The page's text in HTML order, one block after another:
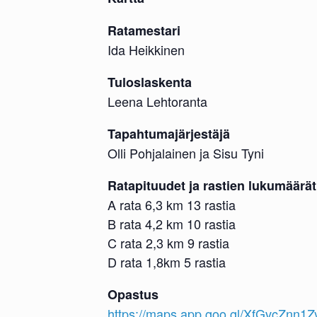
Ratamestari
Ida Heikkinen
Tuloslaskenta
Leena Lehtoranta
Tapahtumajärjestäjä
Olli Pohjalainen ja Sisu Tyni
Ratapituudet ja rastien lukumäärät
A rata 6,3 km 13 rastia
B rata 4,2 km 10 rastia
C rata 2,3 km 9 rastia
D rata 1,8km 5 rastia
Opastus